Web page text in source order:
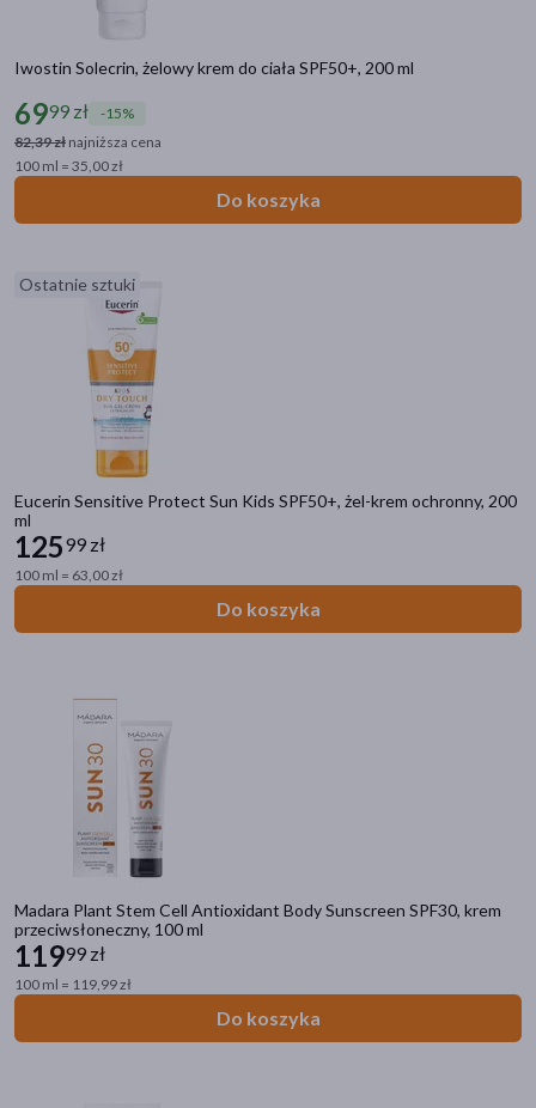
Iwostin Solecrin, żelowy krem do ciała SPF50+, 200 ml
6999 zł
-15%
82,39 zł najniższa cena
100 ml = 35,00 zł
Do koszyka
Ostatnie sztuki
Eucerin Sensitive Protect Sun Kids SPF50+, żel-krem ochronny, 200
ml
12599 zł
100 ml = 63,00 zł
Do koszyka
Madara Plant Stem Cell Antioxidant Body Sunscreen SPF30, krem
przeciwsłoneczny, 100 ml
11999 zł
100 ml = 119,99 zł
Do koszyka